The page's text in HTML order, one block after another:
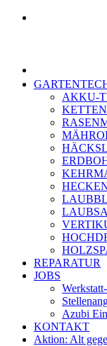
AKKU-
REPARATUR
JOBS
Azubi
KONTAKT
Aktion: Alt